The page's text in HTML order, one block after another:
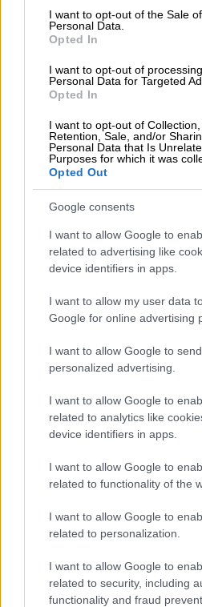
consent section.
I want to opt-out of the Sale
Personal Data.
Opted In
I want to opt-out of
Personal Data for Targeted
Opted In
I want to opt-out of Collection,
Retention, Sale, and/or
Personal Data that Is
Purposes for which it was
Opted Out
Google consents
I want to allow Google to
related to advertising like
device identifiers in apps.
I want to allow my user data
Google for online advertising
I want to allow Google to
personalized advertising.
I want to allow Google to
related to analytics like
device identifiers in apps.
I want to allow Google to
related to functionality of the
I want to allow Google to
related to personalization.
I want to allow Google to
related to security, including
functionality and fraud
μεταφερθούν από την
πλοίο.
Το λιμάνι του Σιγρίου
μήνες δεν διαθέτει
σύνδεση και παραμένει
ανενεργό. Αυτό σημαίνει
έχει κυρίως προληπτικό
χαρακτήρα, καθώς δεν
οχημάτων ή επιβατών.
Σημειώνεται ότι σήμερα
γίνει η συνέλευση των
κτηνοτρόφων που θα
Τα σχολιά σας δημοσιεύονται
ΕΘΝΟΣ θα παρεμβαίνει και τα
διαγράφονται